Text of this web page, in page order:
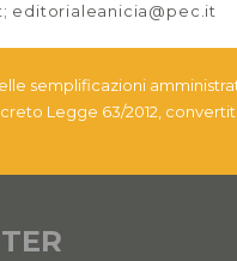
1
4
editorialeanicia@pec.it
semplificazioni
Legge 63/2012,